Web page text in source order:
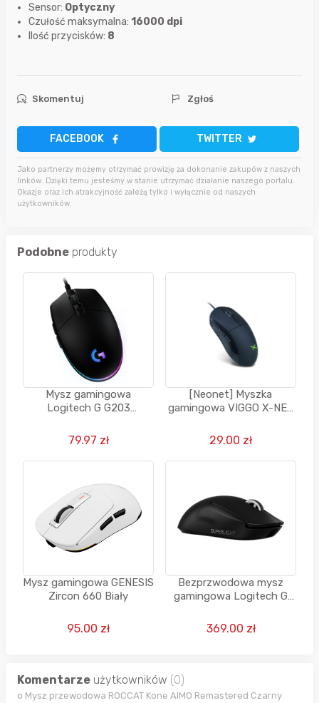
Sensor: Optyczny
Czułość maksymalna: 16000 dpi
Ilość przycisków: 8
Skomentuj Zgłoś
FACEBOOK TWITTER
Jako partnerzy możemy otrzymać prowizję za dokonanie zakupów z naszych
linków. Dzięki temu jesteśmy w stanie utrzymać działanie naszego portalu.
Okazje oraz ich atrakcyjność zależą tylko i wyłącznie od naszych
użytkowników.
Podobne produkty
Mysz gamingowa
Logitech G G203
podświetlaniem RGB
79.97 zł
[Neonet] Myszka
gamingowa VIGGO X-NEO
29.00 zł
Mysz gamingowa GENESIS
Zircon 660 Biały
95.00 zł
Bezprzwodowa mysz
gamingowa Logitech G
369.00 zł
Komentarze użytkowników (0)
o Mysz przewodowa ROCCAT Kone AIMO Remastered Czarny